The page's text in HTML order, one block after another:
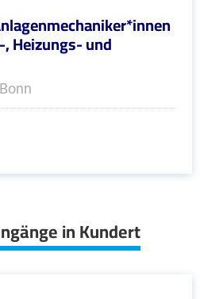
Heizungs- und
in Kundert